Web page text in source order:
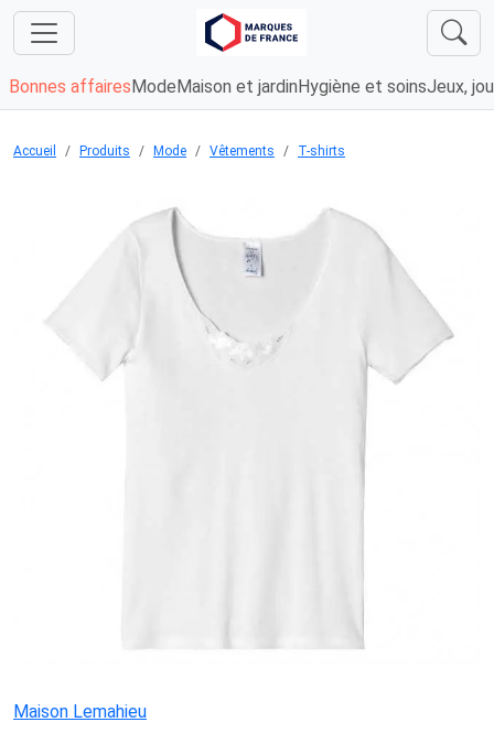
Bonnes affaires Mode Maison et jardin Hygiène et soinsJeux,
Accueil Produits Mode Vêtements T-shirts
Maison Lemahieu